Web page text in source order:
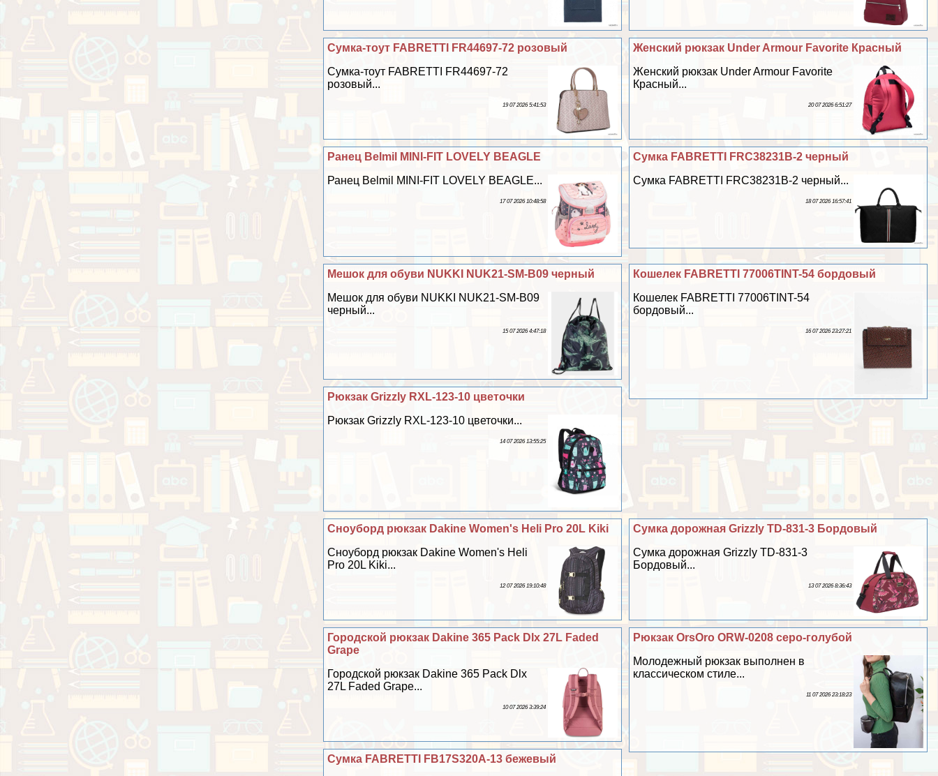
Женский рюкзак Under Armour Favorite Красный
Женский рюкзак Under Armour Favorite
Красный...
20 07 2026 6:51:27
Сумка-тоут FABRETTI FR44697-72 розовый
Сумка-тоут FABRETTI FR44697-72
розовый...
19 07 2026 5:41:53
Сумка FABRETTI FRC38231B-2 черный
Сумка FABRETTI FRC38231B-2 черный...
18 07 2026 16:57:41
Ранец Belmil MINI-FIT LOVELY BEAGLE
Ранец Belmil MINI-FIT LOVELY BEAGLE...
17 07 2026 10:48:58
Кошелек FABRETTI 77006TINT-54 бордовый
Кошелек FABRETTI 77006TINT-54
бордовый...
16 07 2026 23:27:21
Мешок для обуви NUKKI NUK21-SM-B09 черный
Мешок для обуви NUKKI NUK21-SM-B09
черный...
15 07 2026 4:47:18
Рюкзак Grizzly RXL-123-10 цветочки
Рюкзак Grizzly RXL-123-10 цветочки...
14 07 2026 13:55:25
Сумка дорожная Grizzly TD-831-3 Бордовый
Сумка дорожная Grizzly TD-831-3
Бордовый...
13 07 2026 8:36:43
Сноуборд рюкзак Dakine Women's Heli Pro 20L Kiki
Сноуборд рюкзак Dakine Women's Heli
Pro 20L Kiki...
12 07 2026 19:10:48
Рюкзак OrsOro ORW-0208 серо-гoлyбой
Молодежный рюкзак выполнен в
классическом стиле...
11 07 2026 23:18:23
Городской рюкзак Dakine 365 Pack Dlx 27L Faded
Grape
Городской рюкзак Dakine 365 Pack Dlx
27L Faded Grape...
10 07 2026 3:39:24
Сумка FABRETTI FB17S320A-13 бежевый